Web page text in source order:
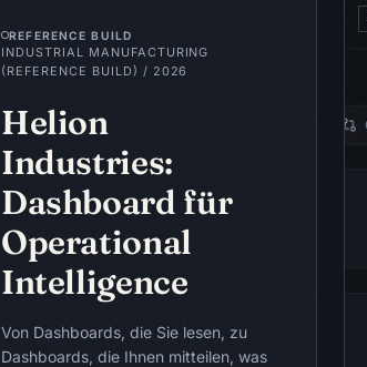
REFERENCE BUILD
INDUSTRIAL MANUFACTURING
(REFERENCE BUILD) / 2026
Helion
Industries:
Dashboard für
Operational
Intelligence
Von Dashboards, die Sie lesen, zu
Dashboards, die Ihnen mitteilen, was